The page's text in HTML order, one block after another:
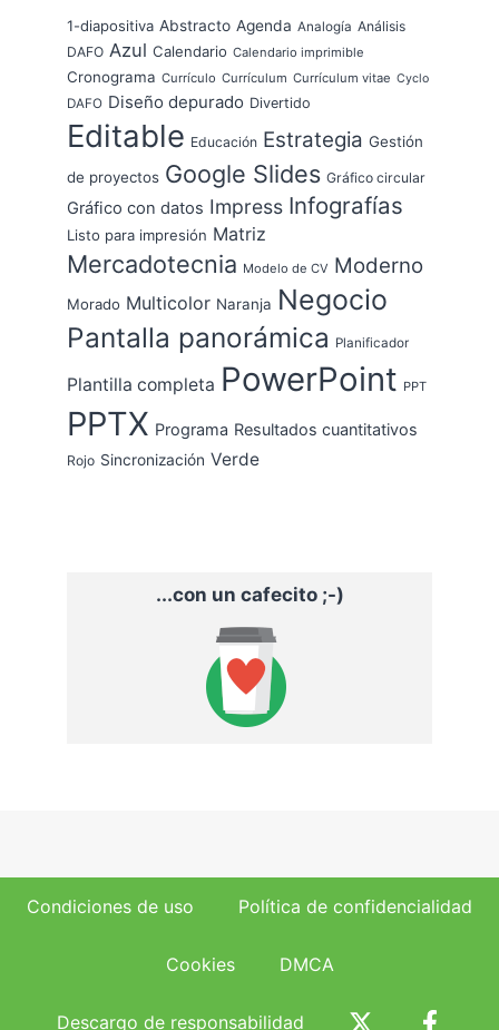
1-diapositiva Abstracto Agenda Analogía Análisis
DAFO Azul Calendario Calendario imprimible
Cronograma Currículo Currículum Currículum vitae Cyclo
DAFO Diseño depurado Divertido
Editable Educación Estrategia Gestión
de proyectos Google Slides Gráfico circular
Gráfico con datos Impress Infografías
Listo para impresión Matriz
Mercadotecnia Modelo de CV Moderno
Morado Multicolor Naranja Negocio
Pantalla panorámica Planificador
Plantilla completa PowerPoint PPT
PPTX Programa Resultados cuantitativos
Rojo Sincronización Verde
...con un cafecito ;-)
Condiciones de uso Política de confidencialidad
Cookies DMCA
Descargo de responsabilidad